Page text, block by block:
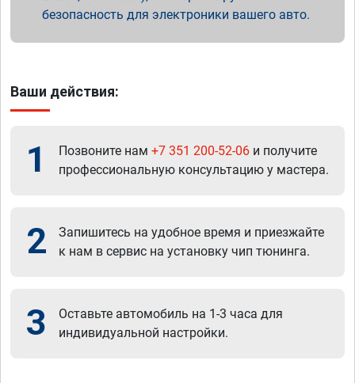
безопасность для электроники вашего авто.
Ваши действия:
1 Позвоните нам +7 351 200-52-06 и получите
профессиональную консультацию у мастера.
2
Запишитесь на удобное время и приезжайте
к нам в сервис на установку чип тюнинга.
3
Оставьте автомобиль на 1-3 часа для
индивидуальной настройки.